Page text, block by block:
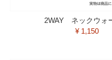
2WAY ネックウォ
¥ 1,150